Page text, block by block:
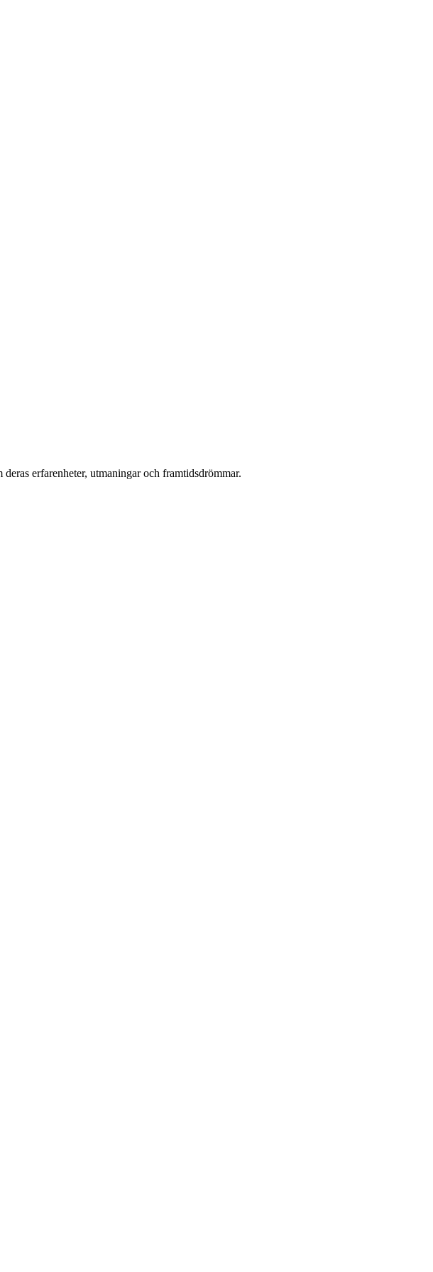
erfarenheter, utmaningar och framtidsdrömmar.